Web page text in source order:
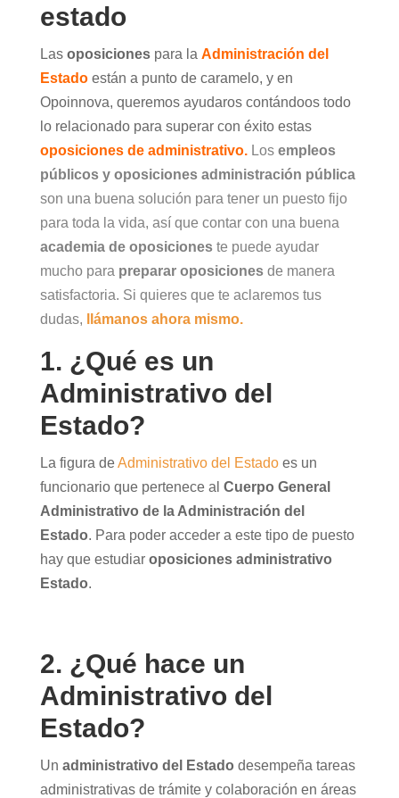
estado
Las oposicionespara la Administración del
Estadoestán a punto de caramelo, y en
Opoinnova, queremos ayudaros contándoos todo
lo relacionado para superar con éxito estas
oposiciones de administrativo. Los empleos
públicos y oposiciones administración pública
son una buena solución para tener un puesto fijo
para toda la vida, así que contar con una buena
academia de oposicioneste puede ayudar
mucho para preparar oposicionesde manera
satisfactoria. Si quieres que te aclaremos tus
dudas,
llámanos ahora mismo.
1. ¿Qué es un
Administrativo del
Estado?
La figura deAdministrativo del Estadoes un
funcionario que pertenece al Cuerpo General
Administrativo de la Administración del
Estado. Para poder acceder a este tipo de puesto
hay que estudiar oposiciones administrativo
Estado.
2. ¿Qué hace un
Administrativo del
Estado?
Un administrativo del Estado desempeña tareas
administrativas de trámite y colaboración en áreas